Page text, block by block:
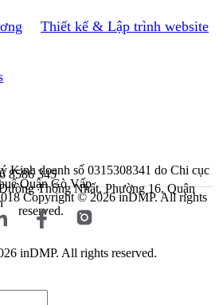
Thiết kế & Lập trình website
8586 345
Thống Nhất, Phường 16, Quận
Kinh doanh số 0315308341 do Chi cục
Quận Gò Vấp
Copyright © 2026 inDMP. All rights
reserved.
inDMP. All rights reserved.